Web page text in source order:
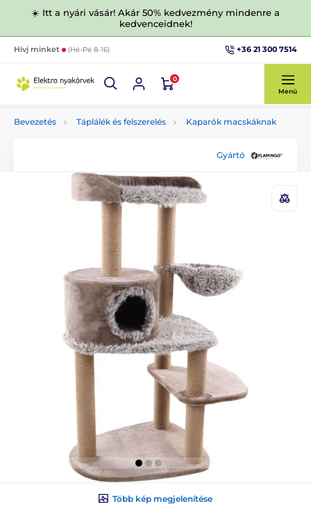
☀️ Itt a nyári vásár! Akár 50% kedvezmény mindenre a
kedvenceidnek!
Hívj minket (Hé-Pé 8-16) +36 21 300 7514
0
Menü
Bevezetés Táplálék és felszerelés Kaparók macskáknak
Gyártó
Több kép megjelenítése